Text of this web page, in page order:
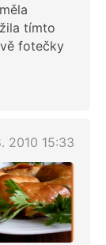
tímto
fotečky
2010 15:33